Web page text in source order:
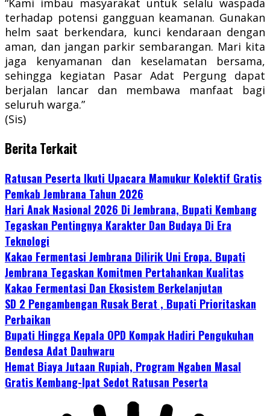
“Kami imbau masyarakat untuk selalu waspada
terhadap potensi gangguan keamanan. Gunakan
helm saat berkendara, kunci kendaraan dengan
aman, dan jangan parkir sembarangan. Mari kita
jaga kenyamanan dan keselamatan bersama,
sehingga kegiatan Pasar Adat Pergung dapat
berjalan lancar dan membawa manfaat bagi
seluruh warga.”
(Sis)
Berita Terkait
Ratusan Peserta Ikuti Upacara Mamukur Kolektif Gratis
Pemkab Jembrana Tahun 2026
Hari Anak Nasional 2026 Di Jembrana, Bupati Kembang
Tegaskan Pentingnya Karakter Dan Budaya Di Era
Teknologi
Kakao Fermentasi Jembrana Dilirik Uni Eropa. Bupati
Jembrana Tegaskan Komitmen Pertahankan Kualitas
Kakao Fermentasi Dan Ekosistem Berkelanjutan
SD 2 Pengambengan Rusak Berat , Bupati Prioritaskan
Perbaikan
Bupati Hingga Kepala OPD Kompak Hadiri Pengukuhan
Bendesa Adat Dauhwaru
Hemat Biaya Jutaan Rupiah, Program Ngaben Masal
Gratis Kembang-Ipat Sedot Ratusan Peserta